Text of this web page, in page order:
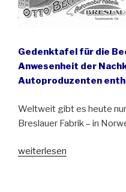
Gedenktafel für die
Anwesenheit der
Autoproduzenten
Weltweit gibt es heute
Breslauer Fabrik – in
„Wrocław
weiterlesen